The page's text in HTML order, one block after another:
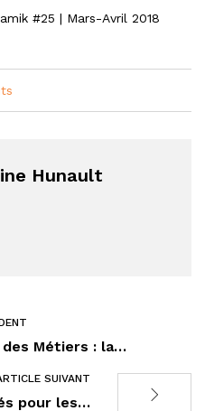
#25 | Mars-Avril 2018
Hunault
des Métiers : la…
SUIVANT
pour les…